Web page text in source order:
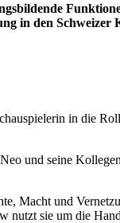
in den Schweizer
in die
und seine
Macht und
nutzt sie um die